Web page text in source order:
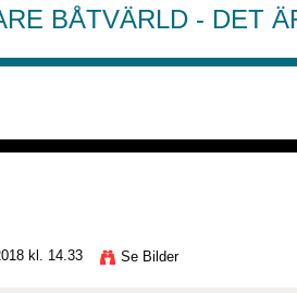
BÅTVÄRLD - DET
kl. 14.33 Se Bilder